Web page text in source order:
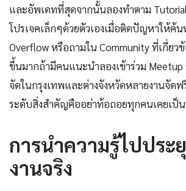
และอัพเดทที่สุดจากนั้นลองทำตาม
โปรเจคเล็กๆด้วยตัวเองเมื่อติดปัญหาให้ค้น
Overflow หรือถามใน Community ที่เกี่ยวข้
ขึ้นมากถ้ามีคนแนะนำลองเข้าร่วม Meetup
จัดในกรุงเทพและต่างจังหวัดหลายงานจัด
ระดับสิ่งสำคัญคืออย่าท้อถอยทุกคนเคยเป็
การนำความรู้ไปประ
งานจริง